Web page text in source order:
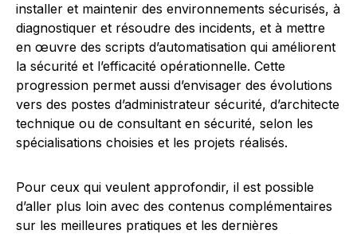
installer et maintenir des environnements sécurisés, à
diagnostiquer et résoudre des incidents, et à mettre
en œuvre des scripts d’automatisation qui améliorent
la sécurité et l’efficacité opérationnelle. Cette
progression permet aussi d’envisager des évolutions
vers des postes d’administrateur sécurité, d’architecte
technique ou de consultant en sécurité, selon les
spécialisations choisies et les projets réalisés.
Pour ceux qui veulent approfondir, il est possible
d’aller plus loin avec des contenus complémentaires
sur les meilleures pratiques et les dernières